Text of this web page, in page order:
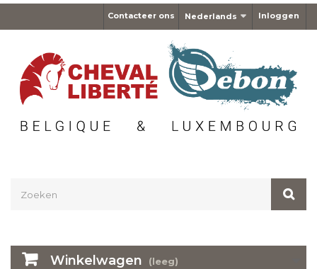
Inloggen
Nederlands
Contacteer ons
Winkelwagen (leeg)